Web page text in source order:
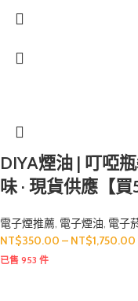
DIYA煙油 | 叮啞
味 · 現貨供應【買
電子煙推薦, 電子煙油, 電子
NT$350.00 – NT$1,750.00
已售 953 件